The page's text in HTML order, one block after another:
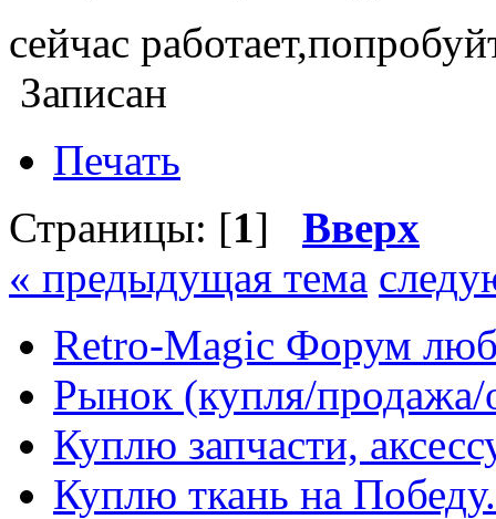
сейчас
Записан
Печать
Страницы: [1] Вверх
« предыдущая тема
Retro-Magic Форум
Рынок (купля/продажа/
Куплю запчасти,
Куплю ткань на